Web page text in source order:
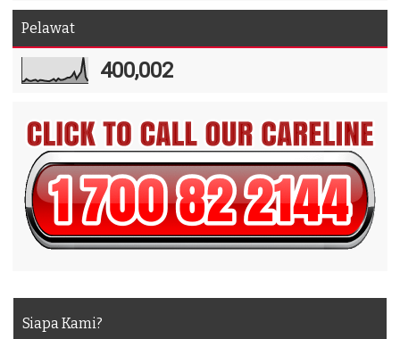
Pelawat
400,002
Siapa Kami?